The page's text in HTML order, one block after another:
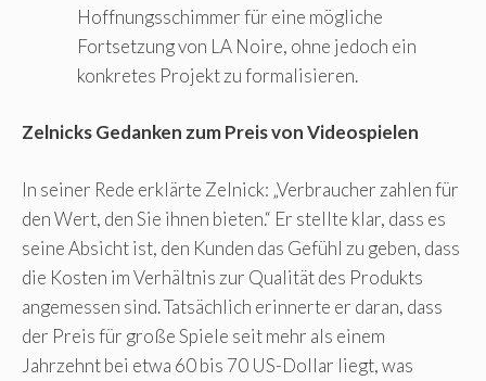
Hoffnungsschimmer für eine mögliche
Fortsetzung von LA Noire, ohne jedoch ein
konkretes Projekt zu formalisieren.
Zelnicks Gedanken zum Preis von Videospielen
In seiner Rede erklärte Zelnick: „Verbraucher zahlen für
den Wert, den Sie ihnen bieten.“ Er stellte klar, dass es
seine Absicht ist, den Kunden das Gefühl zu geben, dass
die Kosten im Verhältnis zur Qualität des Produkts
angemessen sind. Tatsächlich erinnerte er daran, dass
der Preis für große Spiele seit mehr als einem
Jahrzehnt bei etwa 60 bis 70 US-Dollar liegt, was